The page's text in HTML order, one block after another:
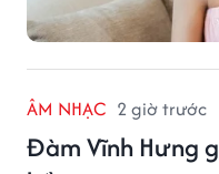
ÂM NHẠC 2 giờ trước
Đàm Vĩnh Hưng